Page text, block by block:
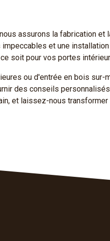
assurons la fabrication
et une
soit pour vos portes
ou d'entrée en bois sur-
des conseils
et laissez-nous